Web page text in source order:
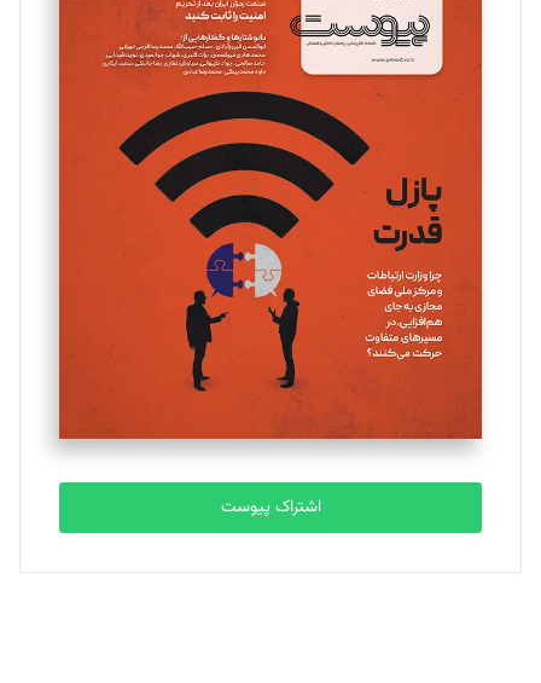
مینا پاکدل
یسنا امان‌پور
تحریریه
ملینا جعفری
تحریریه
مصطفی مسجدی آرانی
تحریریه
بابک نقاش
تحریریه
اشتراک پیوست